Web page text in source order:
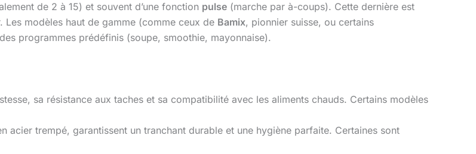
de 2 à 15) et souvent d’une fonction pulse (marche par à-coups). Cette dernière est
modèles haut de gamme (comme ceux de Bamix, pionnier suisse, ou certains
programmes prédéfinis (soupe, smoothie, mayonnaise).
sa résistance aux taches et sa compatibilité avec les aliments chauds. Certains modèles
acier trempé, garantissent un tranchant durable et une hygiène parfaite. Certaines sont